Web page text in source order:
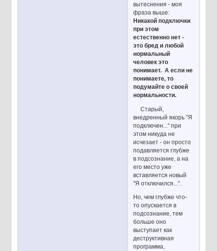
вытеснения - моя
фраза выше:
Никакой подключки
при этом
естественно нет -
это бред и любой
нормальный
человек это
понимает. А если не
понимаете, то
подумайте о своей
нормальности.
Старый,
внедренный якорь "Я
подключен..." при
этом никуда не
исчезает - он просто
подавляется глубже
в подсознание, а на
его место уже
вставляется новый
"Я отключился...".
Но, чем глубже что-
то опускается в
подсознание, тем
больше оно
выступает как
деструктивная
программа,